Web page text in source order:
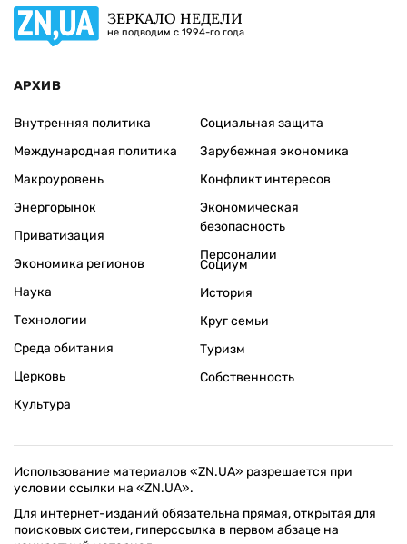
ЗЕРКАЛО НЕДЕЛИ
не подводим с 1994-го года
АРХИВ
Внутренняя политика
Международная политика
Макроуровень
Энергорынок
Приватизация
Экономика регионов
Социальная защита
Зарубежная экономика
Конфликт интересов
Экономическая
безопасность
Персоналии
Наука
Технологии
Среда обитания
Церковь
Культура
Социум
История
Круг семьи
Туризм
Собственность
Использование материалов «ZN.UA» разрешается при
условии ссылки на «ZN.UA».
Для интернет-изданий обязательна прямая, открытая для
поисковых систем, гиперссылка в первом абзаце на